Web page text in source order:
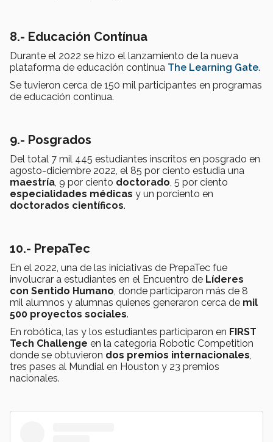
8.- Educación Contínua
Durante el 2022 se hizo el lanzamiento de la nueva
plataforma de educación continua The Learning Gate.
Se tuvieron cerca de 150 mil participantes en programas
de educación continua.
9.- Posgrados
Del total 7 mil 445 estudiantes inscritos en posgrado en
agosto-diciembre 2022, el 85 por ciento estudia una
maestría , 9 por ciento doctorado , 5 por ciento
especialidades médicas y un porciento en
doctorados científicos.
10.- PrepaTec
En el 2022, una de las iniciativas de PrepaTec fue
involucrar a estudiantes en el Encuentro de Líderes
con Sentido Humano , donde participaron más de 8
mil alumnos y alumnas quienes generaron cerca de mil
500 proyectos sociales.
En robótica, las y los estudiantes participaron en FIRST
Tech Challenge en la categoría Robotic Competition
donde se obtuvieron dos premios internacionales
tres pases al Mundial en Houston y 23 premios
nacionales.